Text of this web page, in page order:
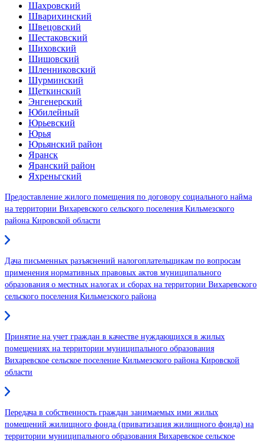
Шахровский
Шварихинский
Швецовский
Шестаковский
Шиховский
Шишовский
Шленниковский
Шурминский
Щеткинский
Энгенерский
Юбилейный
Юрьевский
Юрья
Юрьянский район
Яранск
Яранский район
Яхреньгский
Предоставление жилого помещения по договору социального найма
на территории Вихаревского сельского поселения Кильмезского
района Кировской области
Дача письменных разъяснений налогоплательщикам по вопросам
применения нормативных правовых актов муниципального
образования о местных налогах и сборах на территории Вихаревского
сельского поселения Кильмезского района
Принятие на учет граждан в качестве нуждающихся в жилых
помещениях на территории муниципального образования
Вихаревское сельское поселение Кильмезского района Кировской
области
Передача в собственность граждан занимаемых ими жилых
помещений жилищного фонда (приватизация жилищного фонда) на
территории муниципального образования Вихаревское сельское